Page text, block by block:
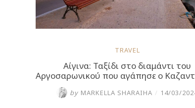
TRAVEL
Αίγινα: Ταξίδι στο διαμάντι του
Αργοσαρωνικού που αγάπησε ο
by MARKELLA SHARAIHA / 14/03/